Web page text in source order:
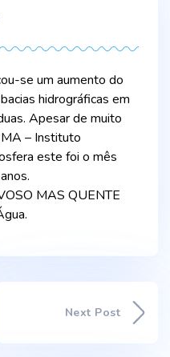
se um aumento do
hidrográficas em
Apesar de muito
– Instituto
este foi o mês
MAS QUENTE
Next Post